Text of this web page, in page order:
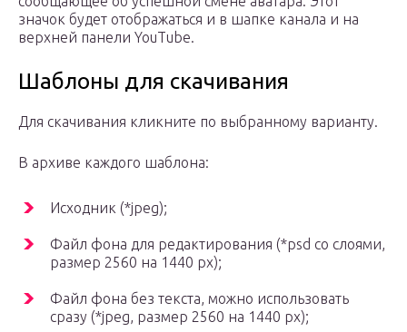
значок будет отображаться и в шапке канала и на
верхней панели YouTube.
Шаблоны для скачивания
Для скачивания кликните по выбранному варианту.
В архиве каждого шаблона:
Исходник (*jpeg);
Файл фона для редактирования (*psd со слоями,
размер 2560 на 1440 px);
Файл фона без текста, можно использовать
сразу (*jpeg, размер 2560 на 1440 px);